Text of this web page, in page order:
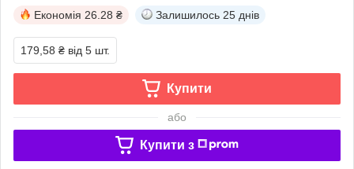
Економія 26.28 ₴ Залишилось 25 днів
179,58 ₴ від 5 шт.
Купити
або
Купити з